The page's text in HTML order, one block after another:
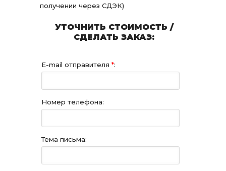
получении через СДЭК)
УТОЧНИТЬ СТОИМОСТЬ /
СДЕЛАТЬ ЗАКАЗ:
E-mail отправителя *:
Номер телефона:
Тема письма: